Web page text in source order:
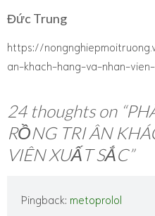
Đức Trung
https://
an-khach-hang-va-nhan-
24 thoughts on “
RỒNG TRI ÂN
VIÊN XUẤT SẮC”
Pingback: metoprolol